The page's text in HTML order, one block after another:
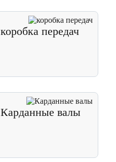
коробка передач
Карданные валы